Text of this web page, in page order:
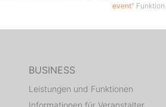
event" Funktion.
BUSINESS
Leistungen und Funktionen
Informationen für Veranstalter